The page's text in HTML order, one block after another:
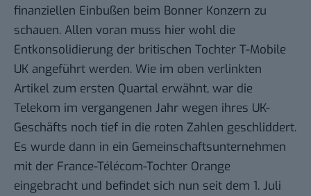
finanziellen Einbußen beim Bonner Konzern zu
schauen. Allen voran muss hier wohl die
Entkonsolidierung der britischen Tochter T-Mobile
UK angeführt werden. Wie im oben verlinkten
Artikel zum ersten Quartal erwähnt, war die
Telekom im vergangenen Jahr wegen ihres UK-
Geschäfts noch tief in die roten Zahlen geschliddert.
Es wurde dann in ein Gemeinschaftsunternehmen
mit der France-Télécom-Tochter Orange
eingebracht und befindet sich nun seit dem 1. Juli